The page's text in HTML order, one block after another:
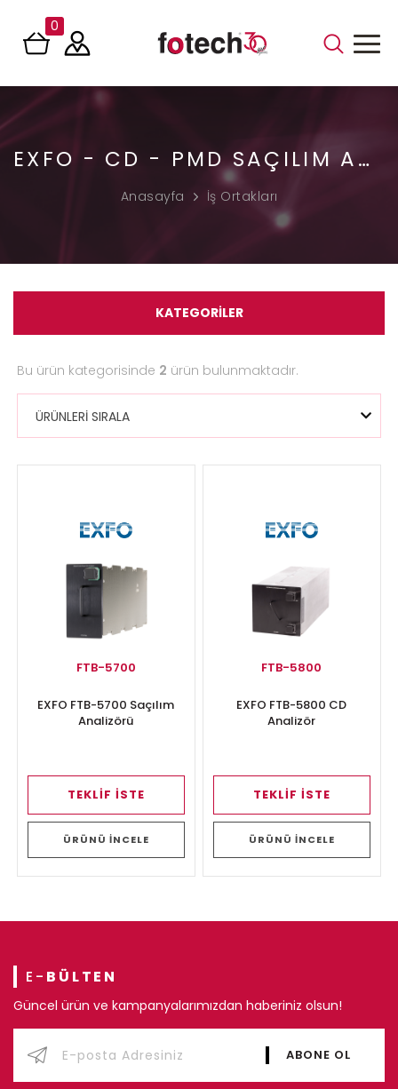
0
EXFO - CD - PMD SAÇILIM ANALIZÖR
Anasayfa İş Ortakları
KATEGORİLER
Bu ürün kategorisinde 2 ürün bulunmaktadır.
ÜRÜNLERİ SIRALA
FTB-5700
EXFO FTB-5700 Saçılım
Analizörü
TEKLİF İSTE
ÜRÜNÜ İNCELE
FTB-5800
EXFO FTB-5800 CD
Analizör
TEKLİF İSTE
ÜRÜNÜ İNCELE
E- BÜLTEN
Güncel ürün ve kampanyalarımızdan haberiniz olsun!